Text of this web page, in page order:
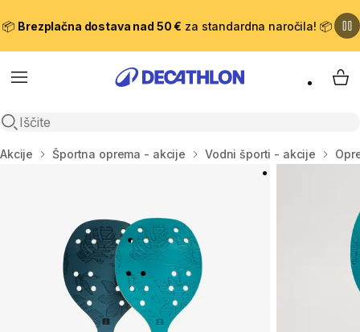
📦 Brezplačna dostava nad 50 € za standardna naročila! 📦
Meni
Odpri iskanje
Domov
Akcije Športna oprema - akcije Vodni športi - akcije